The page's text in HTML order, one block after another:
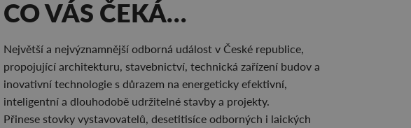
CO VÁS ČEKÁ…
Největší a nejvýznamnější odborná událost v České republice,
propojující architekturu, stavebnictví, technická zařízení budov a
inovativní technologie s důrazem na energeticky efektivní,
inteligentní a dlouhodobě udržitelné stavby a projekty.
Přinese stovky vystavovatelů, desetitisíce odborných i laických